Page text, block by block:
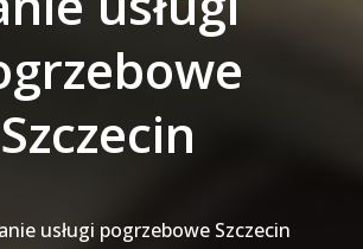
Szczecin
usługi pogrzebowe Szczecin